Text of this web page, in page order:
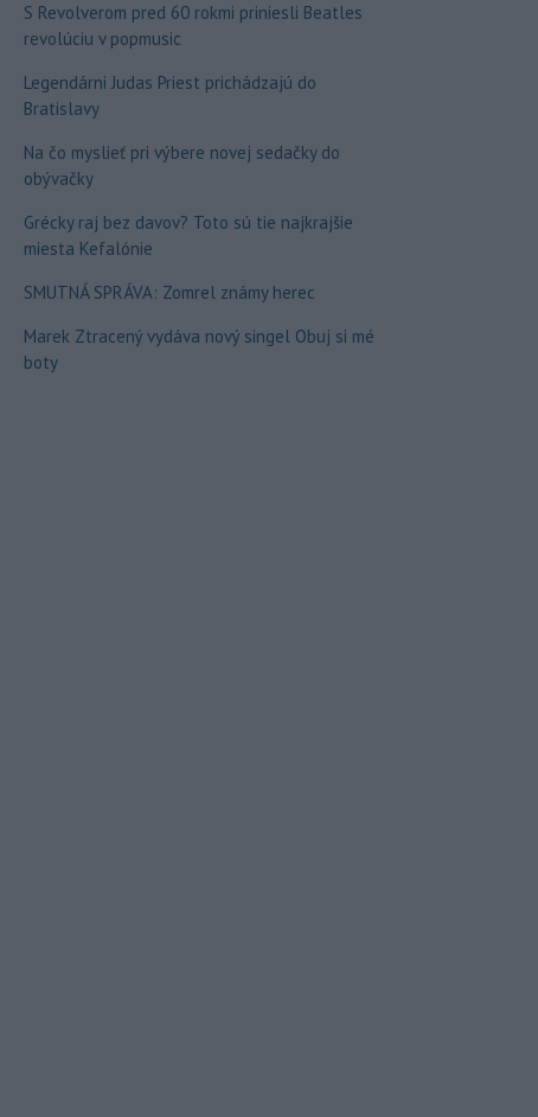
S Revolverom pred 60 rokmi priniesli Beatles
revolúciu v popmusic
Legendárni Judas Priest prichádzajú do
Bratislavy
Na čo myslieť pri výbere novej sedačky do
obývačky
Grécky raj bez davov? Toto sú tie najkrajšie
miesta Kefalónie
SMUTNÁ SPRÁVA: Zomrel známy herec
Marek Ztracený vydáva nový singel Obuj si mé
boty